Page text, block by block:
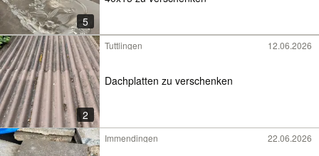
5
2
Tuttlingen 12.06.2026
Dachplatten zu verschenken
Immendingen 22.06.2026